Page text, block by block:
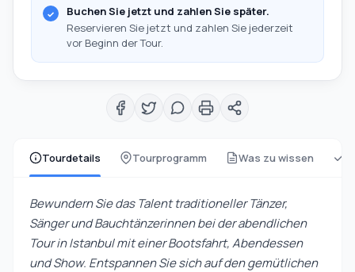
Tourdetails Tourprogramm Was zu wissen
Bewundern Sie das Talent traditioneller Tänzer,
Sänger und Bauchtänzerinnen bei der abendlichen
Tour in Istanbul mit einer Bootsfahrt, Abendessen
und Show. Entspannen Sie sich auf den gemütlichen
Buchen Sie jetzt und zahlen Sie später.
Reservieren Sie jetzt und zahlen Sie jederzeit
vor Beginn der Tour.